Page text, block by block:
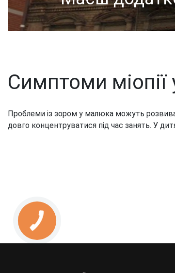
Симптоми міопії
Проблеми із зором у малюка можуть
довго концентруватися під час занять. У